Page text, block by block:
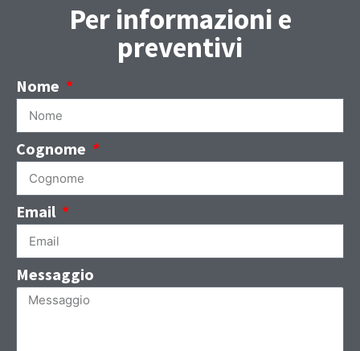
Per informazioni e
preventivi
Nome
Cognome
Email
Messaggio